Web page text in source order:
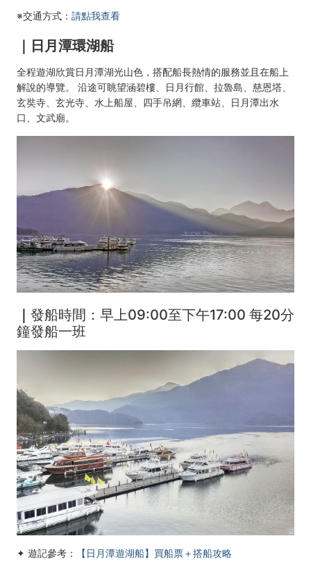
※交通方式： 請點我查看
｜日月潭環湖船
全程遊湖欣賞日月潭湖光山色，搭配船長熱情的服務並且在船上
解說的導覽。 沿途可眺望涵碧樓、日月行館、拉魯島、慈恩塔、
玄奘寺、玄光寺、水上船屋、四手吊網、纜車站、日月潭出水
口、文武廟。
｜ 發船時間：早上09:00至下午17:00 每20分
鐘發船一班
✦ 遊記參考： 【日月潭遊湖船】買船票＋搭船攻略